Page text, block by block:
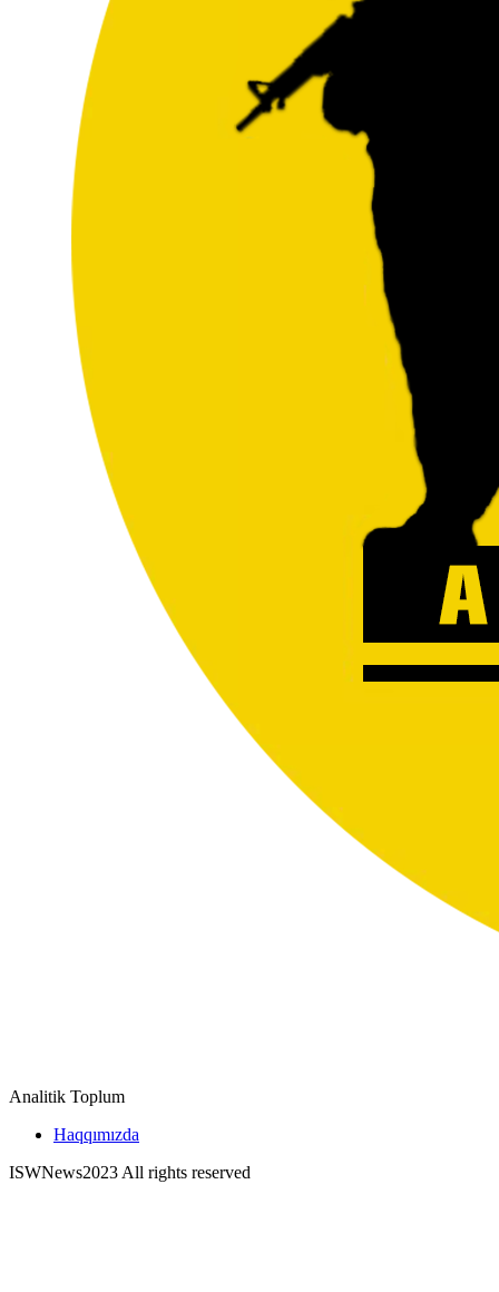
Analitik Toplum
Haqqımızda
ISWNews2023 All rights reserved